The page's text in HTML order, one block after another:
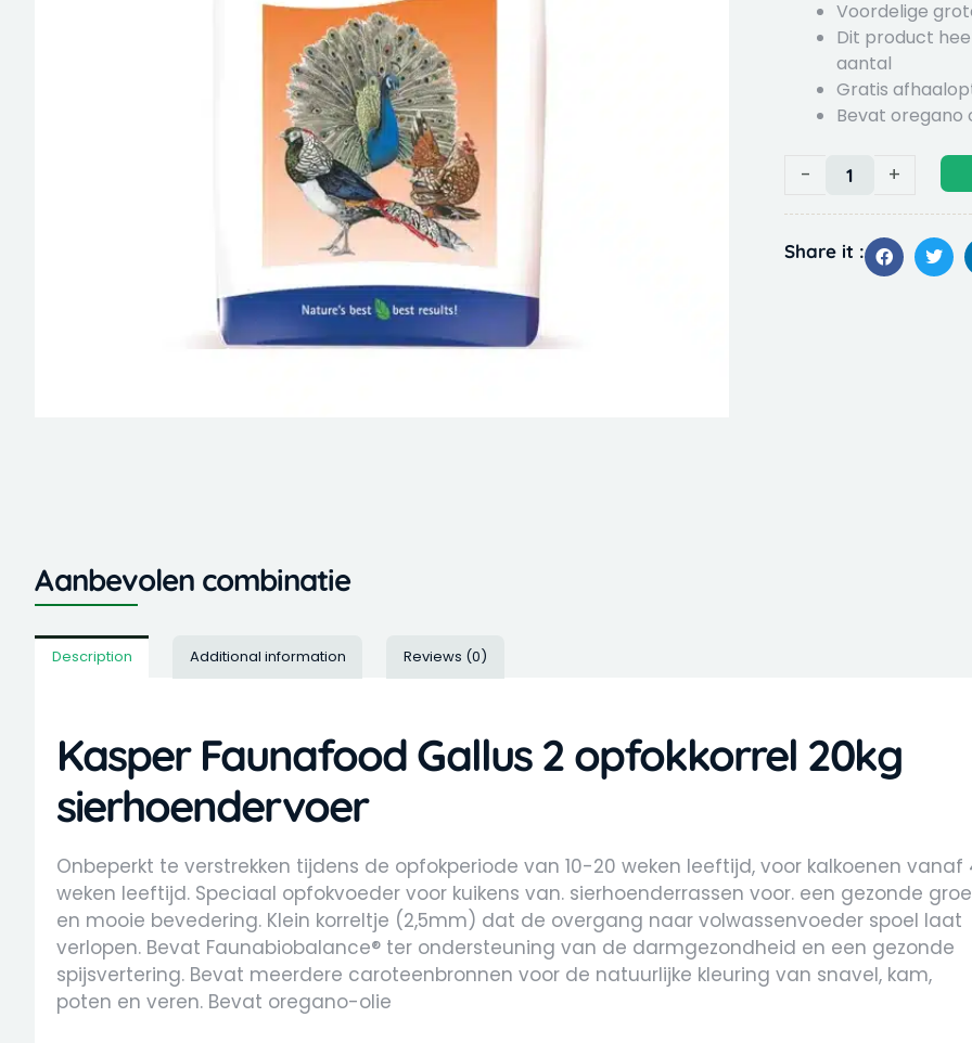
Voordelige
Dit product
aantal
Gratis
Bevat oregano
-
Gallus
2
opfokkorrel
+
Share it :
Aanbevolen combinatie
Description Additional information Reviews (0)
Kasper Faunafood Gallus 2 opfokkorrel 20kg
sierhoendervoer
Onbeperkt te verstrekken tijdens de opfokperiode van 10-20 weken leeftijd, voor kalkoenen vanaf
weken leeftijd. Speciaal opfokvoeder voor kuikens van. sierhoenderrassen voor. een gezonde
en mooie bevedering. Klein korreltje (2,5mm) dat de overgang naar volwassenvoeder spoel laat
verlopen. Bevat Faunabiobalance® ter ondersteuning van de darmgezondheid en een gezonde
spijsvertering. Bevat meerdere caroteenbronnen voor de natuurlijke kleuring van snavel, kam,
poten en veren. Bevat oregano-olie